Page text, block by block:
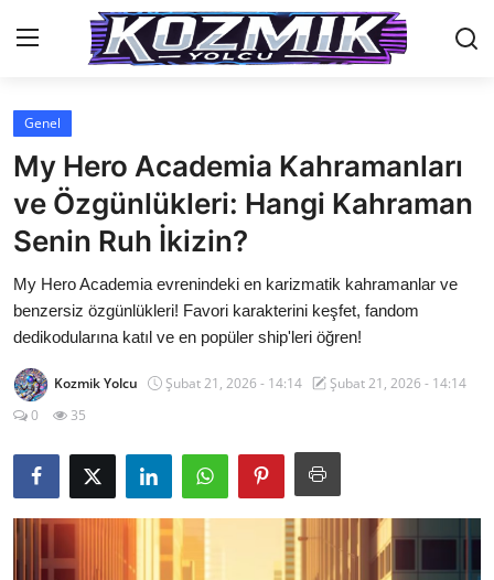
Anasayfa
İletişim
Genel
Anime Önerileri
Kore Dünyası
Anime Karakterleri
Dizi & Film
Testler
Genel
My Hero Academia Kahramanları
ve Özgünlükleri: Hangi Kahraman
Senin Ruh İkizin?
My Hero Academia evrenindeki en karizmatik kahramanlar ve
benzersiz özgünlükleri! Favori karakterini keşfet, fandom
dedikodularına katıl ve en popüler ship'leri öğren!
Kozmik Yolcu Şubat 21, 2026 - 14:14
Şubat 21, 2026 - 14:14
0
35